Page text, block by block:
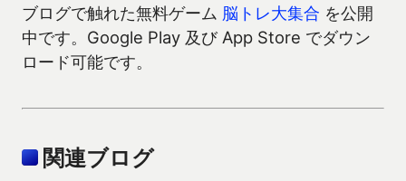
ブログで触れた無料ゲーム 脳トレ大集合 を公開
中です。Google Play 及び App Store でダウン
ロード可能です。
関連ブログ